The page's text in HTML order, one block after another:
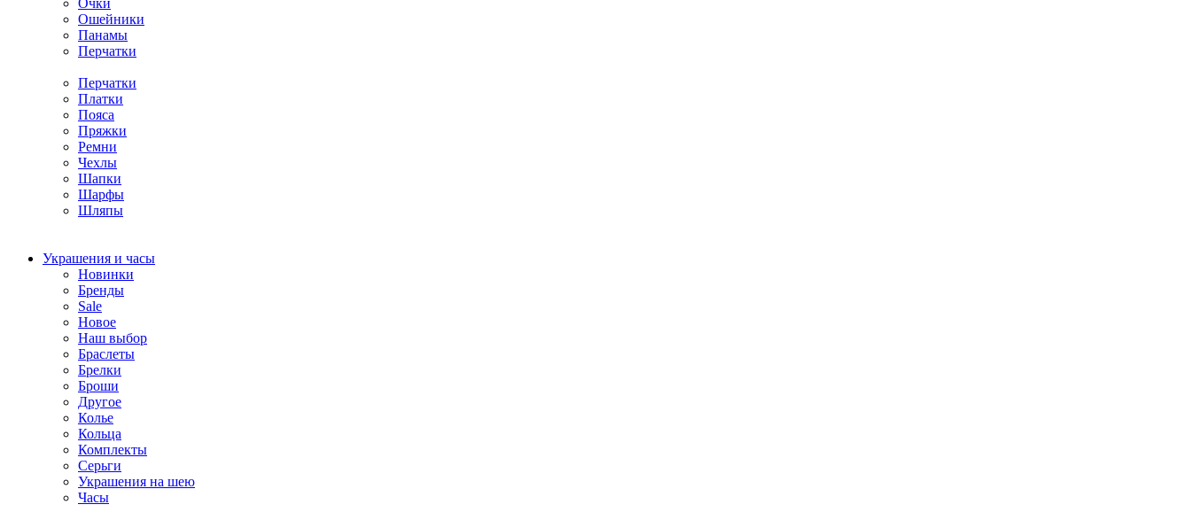
Ошейники
Панамы
Перчатки
Перчатки
Платки
Пояса
Пряжки
Ремни
Чехлы
Шапки
Шарфы
Шляпы
Украшения и часы
Новинки
Бренды
Sale
Новое
Наш выбор
Браслеты
Брелки
Броши
Другое
Колье
Кольца
Комплекты
Серьги
Украшения на шею
Часы